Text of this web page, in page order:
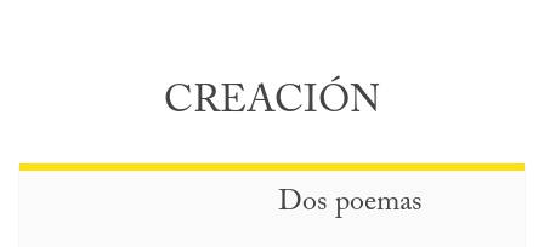
CREACIÓN
Dos poemas